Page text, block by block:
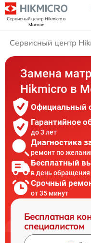
Сервисный центр Hikmicroв
Москве
Сервисный центр
Замена
Hikmicro в
Официальный
Гарантийное
до 3 лет
Диагностика
ремонт по
Бесплатный
в день обращения
Срочный
от 35 минут
Бесплатная
специалистом